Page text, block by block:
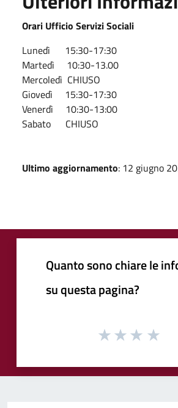
Orari Ufficio Servizi Sociali
Lunedì 15:30-17:30
Martedì 10:30-13.00
Mercoledì CHIUSO
Giovedì 15:30-17:30
Venerdì 10:30-13:00
Sabato CHIUSO
Ultimo aggiornamento: 12 giugno
Quanto sono chiare le
su questa pagina?